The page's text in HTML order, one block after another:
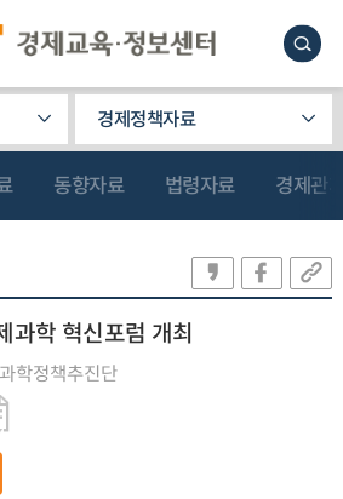
경제정책자료
동향자료 법령자료 경제관
과학 혁신포럼 개최
학정책추진단